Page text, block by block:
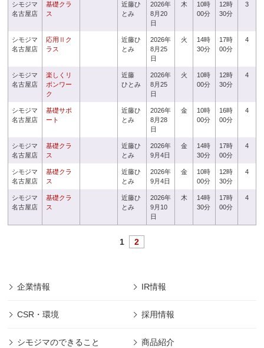
シモジマ
名古屋店
基礎クラ
ス
近藤ひ
とみ
2026年
8月20
日
木
10時
00分
12時
30分
3
シモジマ
名古屋店
応用Ⅱク
ラス
近藤ひ
とみ
2026年
8月25
日
火
14時
30分
17時
00分
4
シモジマ
名古屋店
楽しくリ
ボンワー
ク
近藤
ひとみ
2026年
8月25
日
火
10時
00分
12時
30分
4
シモジマ
名古屋店
基礎サポ
ート
近藤ひ
とみ
2026年
8月28
日
金
10時
00分
16時
00分
4
シモジマ
名古屋店
基礎クラ
ス
近藤ひ
とみ
2026年
9月4日
金
14時
30分
17時
00分
4
シモジマ
名古屋店
基礎クラ
ス
近藤ひ
とみ
2026年
9月4日
金
10時
00分
12時
30分
4
シモジマ
名古屋店
基礎クラ
ス
近藤ひ
とみ
2026年
9月10
日
木
14時
30分
17時
00分
4
1 2
企業情報 IR情報
CSR・環境 採用情報
シモジマのできること 商品紹介